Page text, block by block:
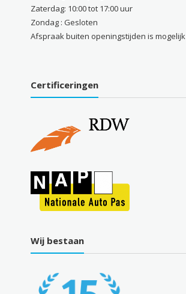
Zaterdag: 10:00 tot 17:00 uur
Zondag : Gesloten
Afspraak buiten openingstijden is mogelijk
Certificeringen
Wij bestaan